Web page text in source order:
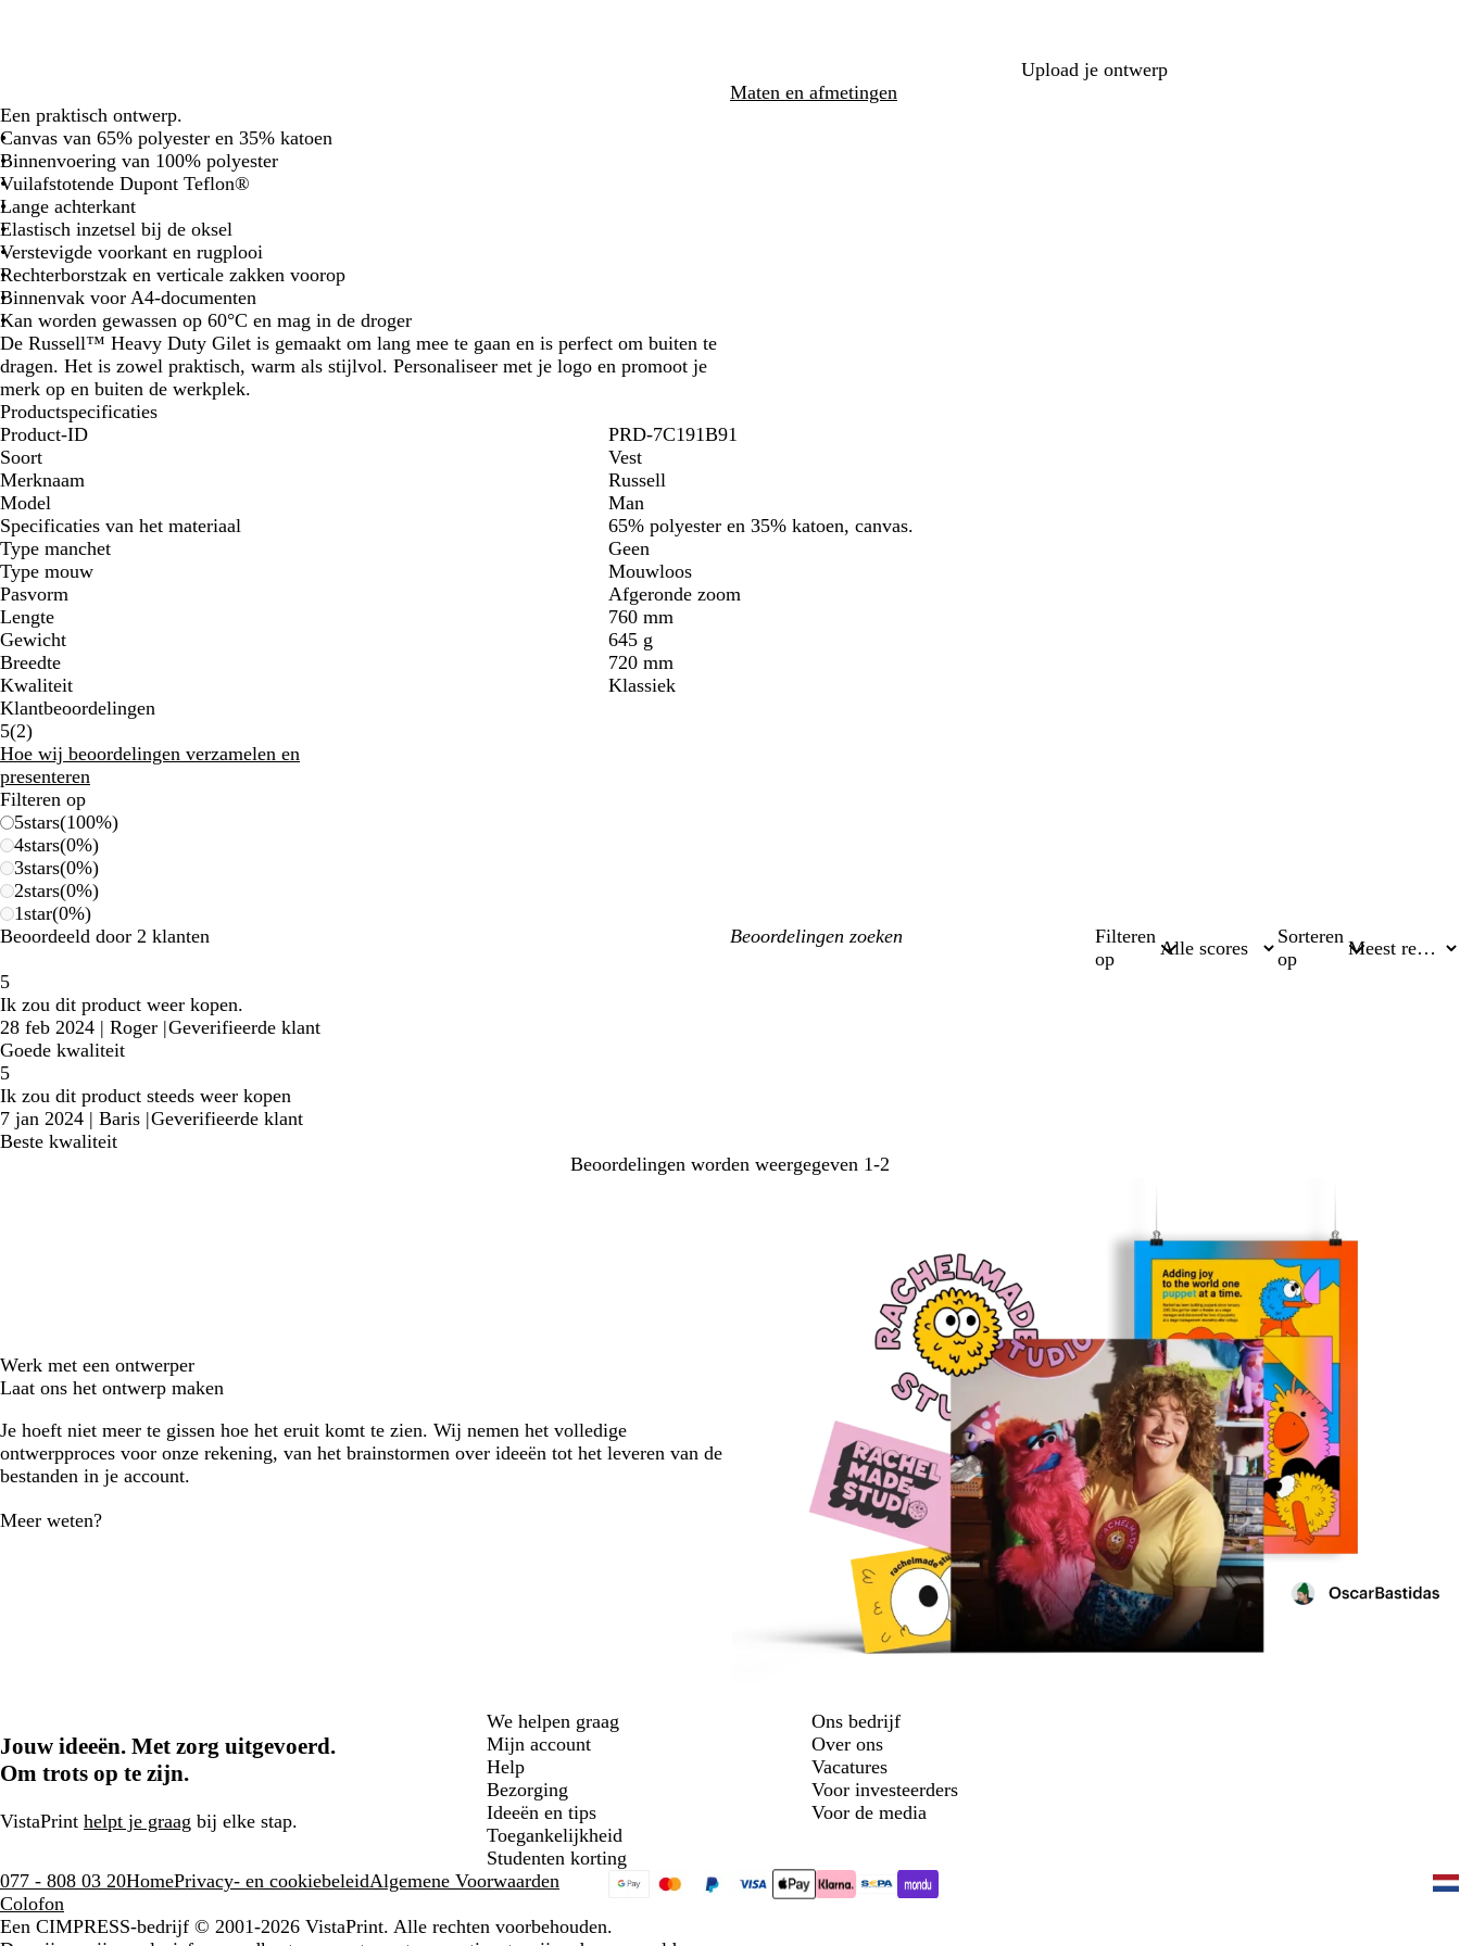
io
n
Upload je ontwerp
Maten en afmetingen
Een praktisch ontwerp.
Canvas van 65% polyester en 35% katoen
Binnenvoering van 100% polyester
Vuilafstotende Dupont Teflon®
Lange achterkant
Elastisch inzetsel bij de oksel
Verstevigde voorkant en rugplooi
Rechterborstzak en verticale zakken voorop
Binnenvak voor A4-documenten
Kan worden gewassen op 60°C en mag in de droger
De Russell™ Heavy Duty Gilet is gemaakt om lang mee te gaan en is perfect om buiten te
dragen. Het is zowel praktisch, warm als stijlvol. Personaliseer met je logo en promoot je
merk op en buiten de werkplek.
Productspecificaties
Product-ID
PRD-7C191B91
Soort
Vest
Merknaam
Russell
Model
Man
Specificaties van het materiaal
65% polyester en 35% katoen, canvas.
Type manchet
Geen
Type mouw
Mouwloos
Pasvorm
Afgeronde zoom
Lengte
760 mm
Gewicht
645 g
Breedte
720 mm
Kwaliteit
Klassiek
Klantbeoordelingen
5(22
klantbeoordelingen
)
Hoe wij beoordelingen verzamelen en
presenteren
Filteren op
5stars(100%)
4stars(0%)
3stars(0%)
2stars(0%)
1star(0%)
Beoordeeld door 2 klanten
Mijn
Filteren
op
Sorteren
op
5
Ik zou dit product weer kopen.
28 feb 2024 | Roger |Geverifieerde klant
Goede kwaliteit
5
Ik zou dit product steeds weer kopen
7 jan 2024 | Baris |Geverifieerde klant
Beste kwaliteit
Beoordelingen worden weergegeven 1-2
Werk met een ontwerper
Laat ons het ontwerp maken
Je hoeft niet meer te gissen hoe het eruit komt te zien. Wij nemen het volledige
ontwerpproces voor onze rekening, van het brainstormen over ideeën tot het leveren van de
bestanden in je account.
Meer weten?
Jouw ideeën. Met zorg uitgevoerd.
Om trots op te zijn.
VistaPrint helpt je graag bij elke stap.
We helpen graag
Mijn account
Help
Bezorging
Ideeën en tips
Toegankelijkheid
Studenten korting
Ons bedrijf
Over ons
Vacatures
Voor investeerders
Voor de media
077 - 808 03 20HomePrivacy- en cookiebeleidAlgemene Voorwaarden
Colofon
Een CIMPRESS-bedrijf © 2001-2026 VistaPrint. Alle rechten voorbehouden.